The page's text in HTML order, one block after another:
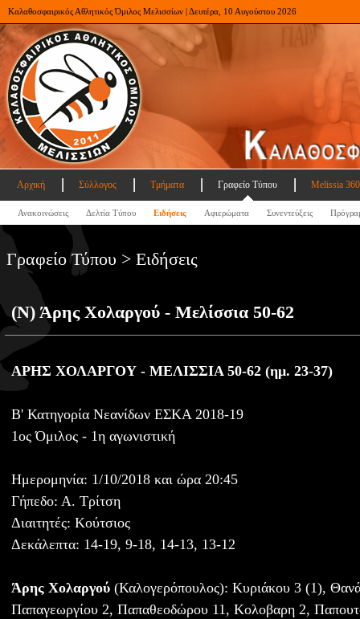
Καλαθοσφαιρικός Αθλητικός Όμιλος Μελισσίων | Δευτέρα, 10 Αυγούστου 2026
Αρχική Σύλλογος Τμήματα Γραφείο Τύπου Melissia
Ανακοινώσεις Δελτία Τύπου Ειδήσεις Αφιερώματα Συνεντεύξεις
Γραφείο Τύπου > Ειδήσεις
(Ν) Άρης Χολαργού - Μελίσσια 50-62
ΑΡΗΣ ΧΟΛΑΡΓΟΥ - ΜΕΛΙΣΣΙΑ 50-62 (ημ. 23-37)
Β' Κατηγορία Νεανίδων ΕΣΚΑ 2018-19
1ος Όμιλος - 1η αγωνιστική
Ημερομηνία: 1/10/2018 και ώρα 20:45
Γήπεδο: Α. Τρίτση
Διαιτητές: Κούτσιος
Δεκάλεπτα: 14-19, 9-18, 14-13, 13-12
Άρης Χολαργού (Καλογερόπουλος): Κυριάκου 3 (1),
Παπαγεωργίου 2, Παπαθεοδώρου 11, Κολοβαρη 2,